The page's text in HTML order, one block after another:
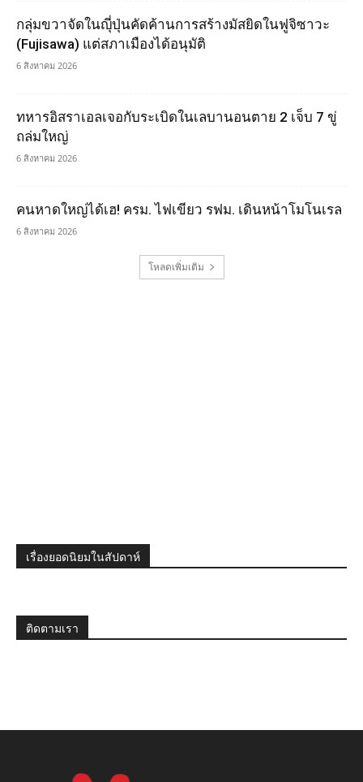
กลุ่มขวาจัดในญุี่ปุ่นคัดค้านการสร้างมัสยิดในฟูจิซาวะ
(Fujisawa) แต่สภาเมืองได้อนุมัติ
6 สิงหาคม 2026
ทหารอิสราเอลเจอกับระเบิดในเลบานอนตาย 2 เจ็บ 7 ขู่
ถล่มใหญ่
6 สิงหาคม 2026
คนหาดใหญ่ได้เฮ! ครม. ไฟเขียว รฟม. เดินหน้าโมโนเรล
6 สิงหาคม 2026
โหลดเพิ่มเติม
เรื่องยอดนิยมในสัปดาห์
ติดตามเรา